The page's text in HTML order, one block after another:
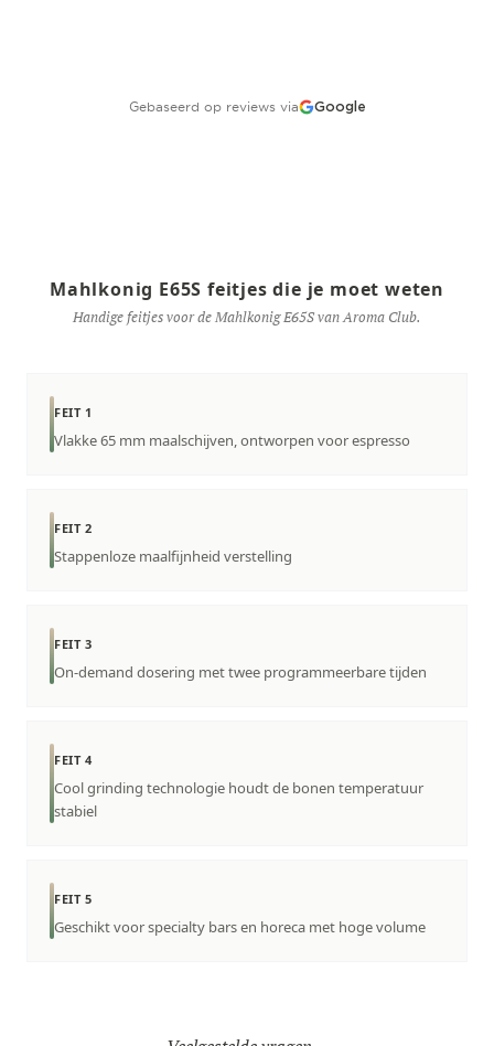
Gebaseerd op reviews via Google
Mahlkonig E65S feitjes die je moet weten
Handige feitjes voor de Mahlkonig E65S van Aroma Club.
FEIT 1
Vlakke 65 mm maalschijven, ontworpen voor espresso
FEIT 2
Stappenloze maalfijnheid verstelling
FEIT 3
On-demand dosering met twee programmeerbare tijden
FEIT 4
Cool grinding technologie houdt de bonen temperatuur
stabiel
FEIT 5
Geschikt voor specialty bars en horeca met hoge volume